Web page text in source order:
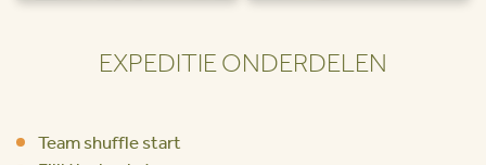
EXPEDITIE ONDERDELEN
Team shuffle start